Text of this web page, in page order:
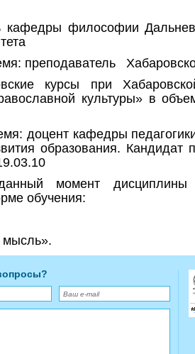
кафедры философии
преподаватель
курсы при
культуры» в
доцент кафедры
образования. Кандидат
момент дисциплины
обучения:
мысль».